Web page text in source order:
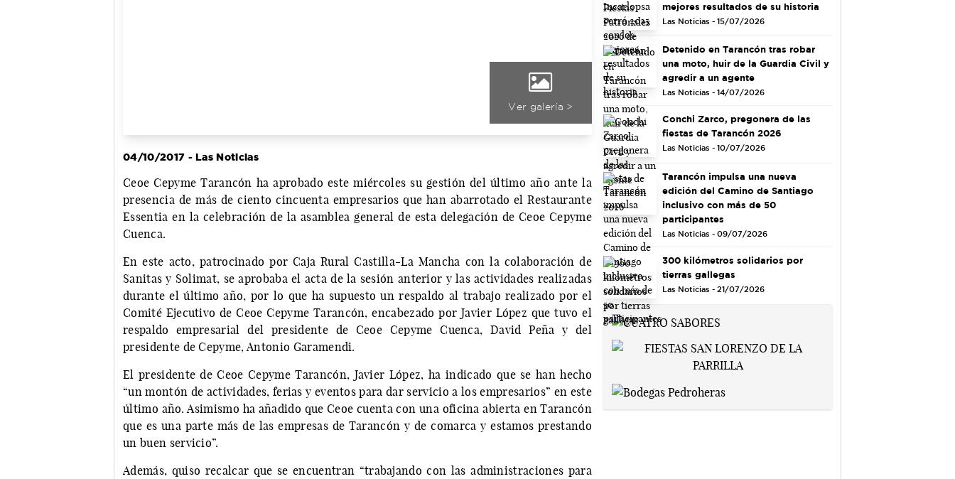
Ver galería >
04/10/2017 - Las Noticias
Ceoe Cepyme Tarancón ha aprobado este miércoles su gestión del último año ante la
presencia de más de ciento cincuenta empresarios que han abarrotado el Restaurante
Essentia en la celebración de la asamblea general de esta delegación de Ceoe Cepyme
Cuenca.
En este acto, patrocinado por Caja Rural Castilla-La Mancha con la colaboración de
Sanitas y Solimat, se aprobaba el acta de la sesión anterior y las actividades realizadas
durante el último año, por lo que ha supuesto un respaldo al trabajo realizado por el
Comité Ejecutivo de Ceoe Cepyme Tarancón, encabezado por Javier López que tuvo el
respaldo empresarial del presidente de Ceoe Cepyme Cuenca, David Peña y del
presidente de Cepyme, Antonio Garamendi.
El presidente de Ceoe Cepyme Tarancón, Javier López, ha indicado que se han hecho
“un montón de actividades, ferias y eventos para dar servicio a los empresarios” en este
último año. Asimismo ha añadido que Ceoe cuenta con una oficina abierta en Tarancón
que es una parte más de las empresas de Tarancón y de comarca y estamos prestando
un buen servicio”.
Además, quiso recalcar que se encuentran “trabajando con las administraciones para
mejores resultados de su historia
Las Noticias - 15/07/2026
Detenido en Tarancón tras robar
una moto, huir de la Guardia Civil y
agredir a un agente
Las Noticias - 14/07/2026
Conchi Zarco, pregonera de las
fiestas de Tarancón 2026
Las Noticias - 10/07/2026
Tarancón impulsa una nueva
edición del Camino de Santiago
inclusivo con más de 50
participantes
Las Noticias - 09/07/2026
300 kilómetros solidarios por
tierras gallegas
Las Noticias - 21/07/2026